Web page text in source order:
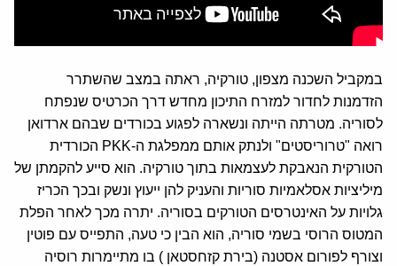
במקביל השכנה מצפון, טורקיה, ראתה במצב שהשתרר
הזדמנות לחדור למזרח התיכון מחדש דרך הכרטיס שנפתח
לסוריה. מטרתה הייתה ונשארה לפגוע בכורדים שבהם ארדואן
רואה "טרוריסטים" ולנתק אותם ממפלגת ה-PKK הכורדית
הטורקית הנאבקת לעצמאות בתוך טורקיה. הוא סייע להקמתן של
מיליציות אסלאמיות סוריות והעניק להן ייעוץ ונשק ובכך הכריז
גלויות על האינטרסים הטורקים בסוריה. יתרה מכך לאחר הפלת
המטוס הרוסי בשמי סוריה, הוא הבין כי טעה, התפייס עם פוטין
וצורף לפורום אסטנה (בירת קזחסטאן ) בו מתיימרות רוסיה